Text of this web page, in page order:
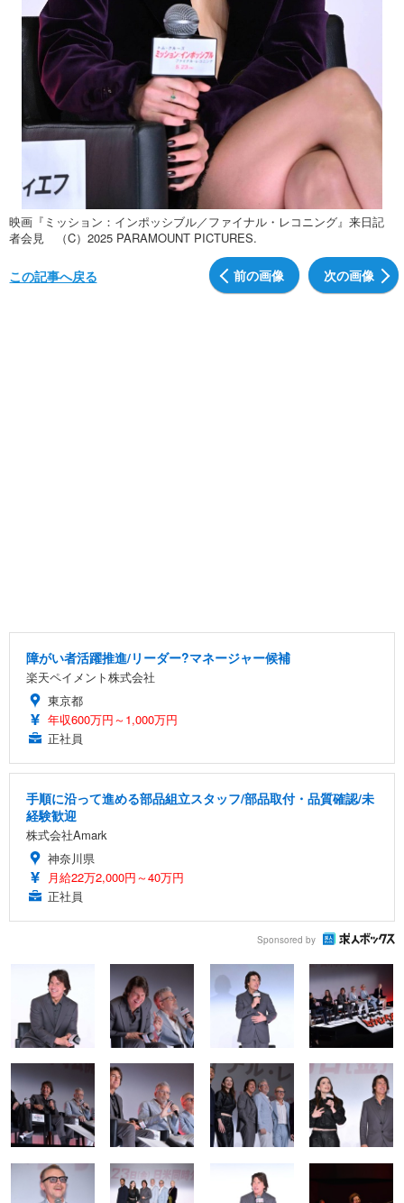
映画『ミッション：インポッシブル／ファイナル・レコニング』来日記
者会見 （C）2025 PARAMOUNT PICTURES.
前の画像 次の画像
この記事へ戻る
障がい者活躍推進/リーダー?マネージャー候補
楽天ペイメント株式会社
東京都
年収600万円～1,000万円
正社員
手順に沿って進める部品組立スタッフ/部品取付・品質確認/未
経験歓迎
株式会社Amark
神奈川県
月給22万2,000円～40万円
正社員
Sponsored by